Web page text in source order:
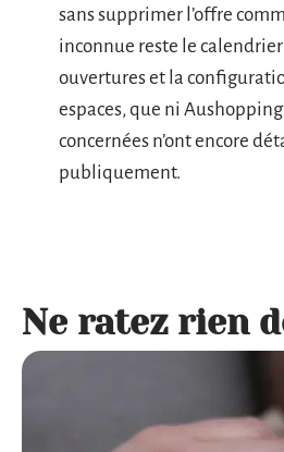
sans supprimer l’offre
inconnue reste le
ouvertures et la
espaces, que ni
concernées n’ont encore
publiquement.
Ne ratez rien